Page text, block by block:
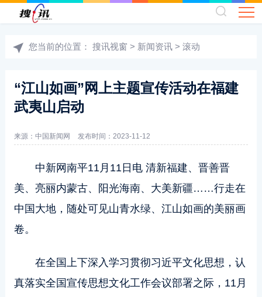
您当前的位置： 搜讯视窗 > 新闻资讯> 滚动
“江山如画”网上主题宣传活动在福建
武夷山启动
来源：中国新闻网 发布时间：2023-11-12
中新网南平11月11日电 清新福建、晋善晋
美、亮丽内蒙古、阳光海南、大美新疆……行走在
中国大地，随处可见山青水绿、江山如画的美丽画
卷。
在全国上下深入学习贯彻习近平文化思想，认
真落实全国宣传思想文化工作会议部署之际，11月